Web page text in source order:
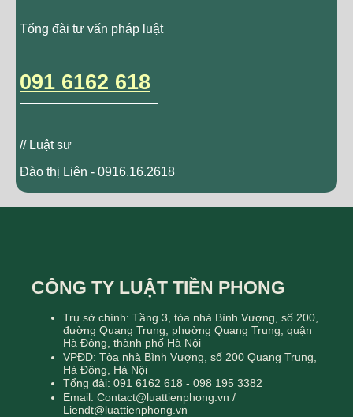
Tổng đài tư vấn pháp luật
091 6162 618
// Luật sư
Đào thị Liên - 0916.16.2618
CÔNG TY LUẬT TIỀN PHONG
Trụ sở chính: Tầng 3, tòa nhà Bình Vượng, số 200,
đường Quang Trung, phường Quang Trung, quận
Hà Đông, thành phố Hà Nội
VPĐD: Tòa nhà Bình Vượng, số 200 Quang Trung,
Hà Đông, Hà Nội
Tổng đài: 091 6162 618 - 098 195 3382
Email: Contact@luattienphong.vn /
Liendt@luattienphong.vn